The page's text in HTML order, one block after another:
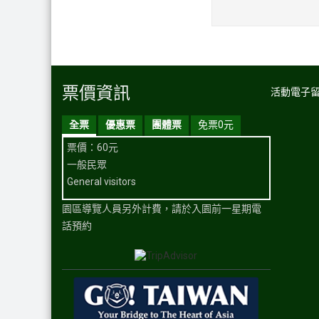
票價資訊
全票 優惠票 團體票
免票0元
票價：60元
一般民眾
General visitors
園區導覽人員另外計費，請於入園前一星期電
話預約
活動電子